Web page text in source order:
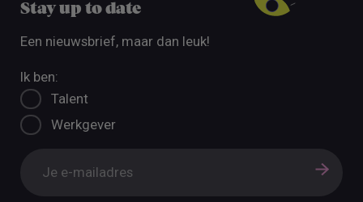
Stay up to date
Een nieuwsbrief, maar dan leuk!
Ik ben:
Talent
Werkgever